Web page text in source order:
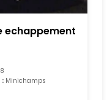
echappement
: Minichamps